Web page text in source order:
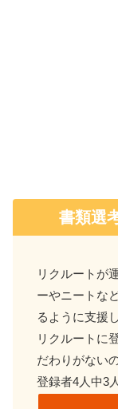
書類選
リクルートが
ーやニートな
るように支援
リクルートに
だわりがない
登録者4人中3